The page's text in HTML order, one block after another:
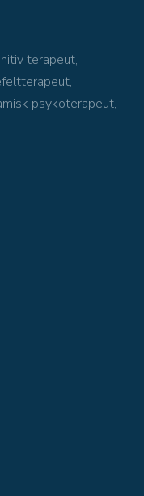
terapeut,
psykoterapeut,